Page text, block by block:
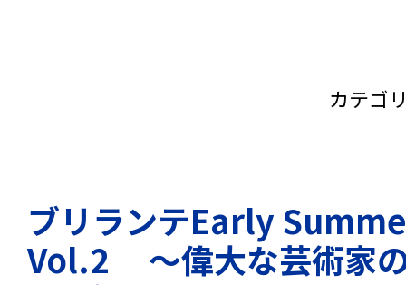
カテゴ
ブリランテEarly
Vol.2 ～偉大な芸術家